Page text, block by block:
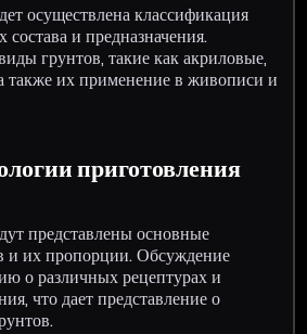
осуществлена классификация
состава и предназначения.
грунтов, такие как акриловые,
также их применение в живописи и
приготовления
представлены основные
и их пропорции. Обсуждение
о различных рецептурах и
что дает представление о